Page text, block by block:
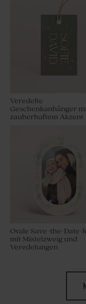
Veredelte
Geschenkanhänger
zauberhaftem Akzent
Ovale Save-the-Date-
mit Mistelzweig und
Veredelungen